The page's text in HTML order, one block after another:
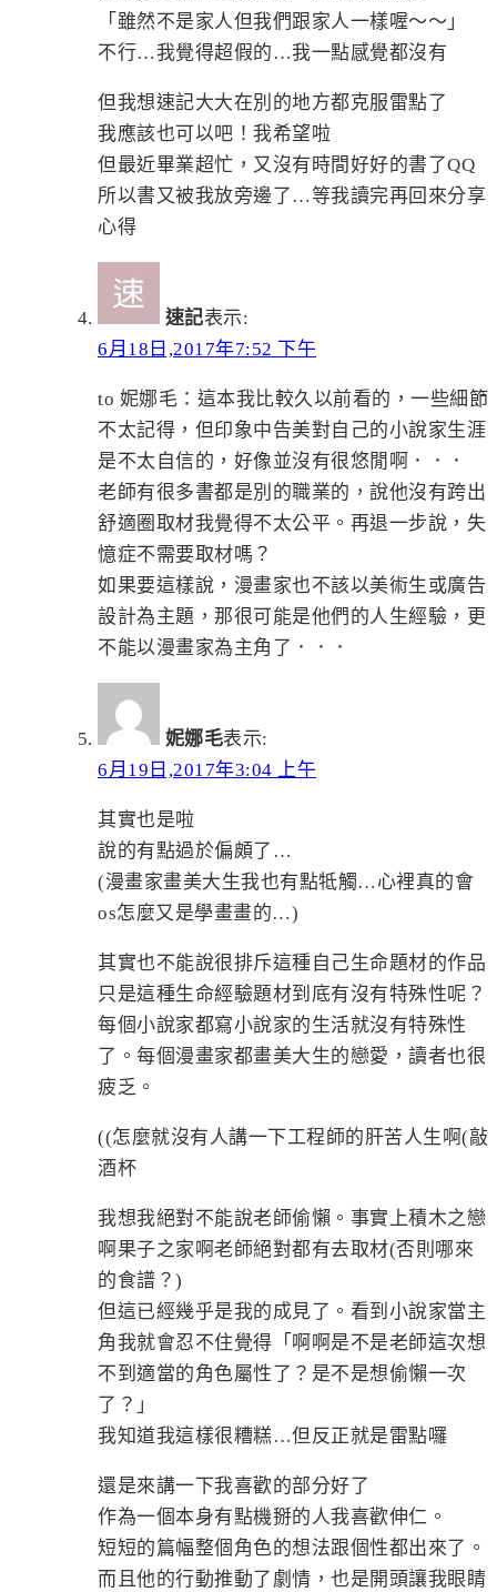
「雖然不是家人但我們跟家人一樣喔～～」
不行…我覺得超假的…我一點感覺都沒有
但我想速記大大在別的地方都克服雷點了
我應該也可以吧！我希望啦
但最近畢業超忙，又沒有時間好好的書了QQ
所以書又被我放旁邊了…等我讀完再回來分享
心得
速記表示:
6月18日,2017年7:52 下午
to 妮娜毛：這本我比較久以前看的，一些細節
不太記得，但印象中告美對自己的小說家生涯
是不太自信的，好像並沒有很悠閒啊．．．
老師有很多書都是別的職業的，說他沒有跨出
舒適圈取材我覺得不太公平。再退一步說，失
憶症不需要取材嗎？
如果要這樣說，漫畫家也不該以美術生或廣告
設計為主題，那很可能是他們的人生經驗，更
不能以漫畫家為主角了．．．
妮娜毛表示:
6月19日,2017年3:04 上午
其實也是啦
說的有點過於偏頗了…
(漫畫家畫美大生我也有點牴觸…心裡真的會
os怎麼又是學畫畫的…)
其實也不能說很排斥這種自己生命題材的作品
只是這種生命經驗題材到底有沒有特殊性呢？
每個小說家都寫小說家的生活就沒有特殊性
了。每個漫畫家都畫美大生的戀愛，讀者也很
疲乏。
((怎麼就沒有人講一下工程師的肝苦人生啊(敲
酒杯
我想我絕對不能說老師偷懶。事實上積木之戀
啊果子之家啊老師絕對都有去取材(否則哪來
的食譜？)
但這已經幾乎是我的成見了。看到小說家當主
角我就會忍不住覺得「啊啊是不是老師這次想
不到適當的角色屬性了？是不是想偷懶一次
了？」
我知道我這樣很糟糕…但反正就是雷點囉
還是來講一下我喜歡的部分好了
作為一個本身有點機掰的人我喜歡伸仁。
短短的篇幅整個角色的想法跟個性都出來了。
而且他的行動推動了劇情，也是開頭讓我眼睛